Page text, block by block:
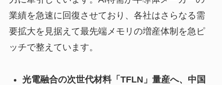
業績を急速に回復させており、各社はさらなる需
要拡大を見据えて最先端メモリの増産体制を急ピ
ッチで整えています。
光電融合の次世代材料「TFLN」量産へ、中国